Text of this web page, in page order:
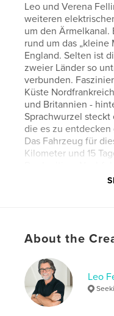
Leo und Verena
weiteren
um den Ärmelkanal.
rund um das „kleine
England. Selten ist
zweier Länder so
verbunden.
Küste
und Britannien -
Sprachwurzel
die es zu entdecken
Das Fahrzeug für
Kilometer und 15
Vollelektrisch. Ein
Author website
Features &
Primary Category:
About the
Leo